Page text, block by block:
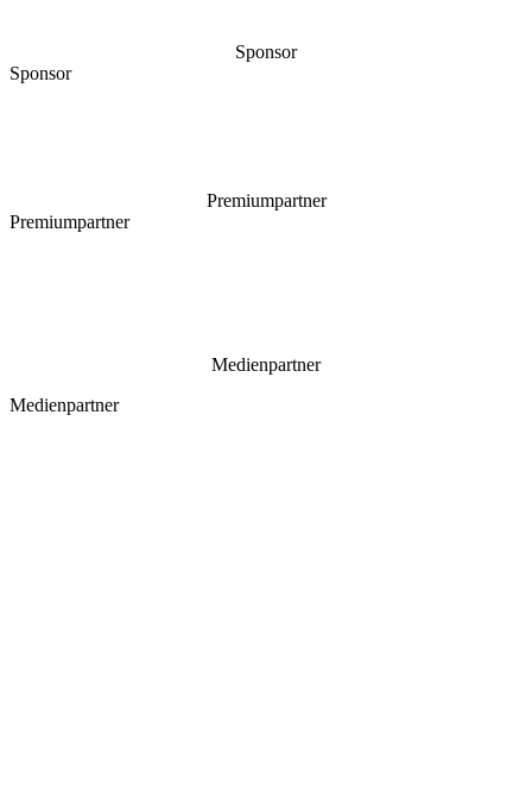
Sponsor
Sponsor
Premiumpartner
Premiumpartner
Medienpartner
Medienpartner